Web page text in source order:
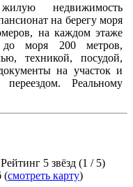
недвижимость
на берегу моря
на каждом этаже
до моря 200 метров,
техникой, посудой,
на участок и
Реальному
Рейтинг 5 звёзд (1 / 5)
(смотреть карту)